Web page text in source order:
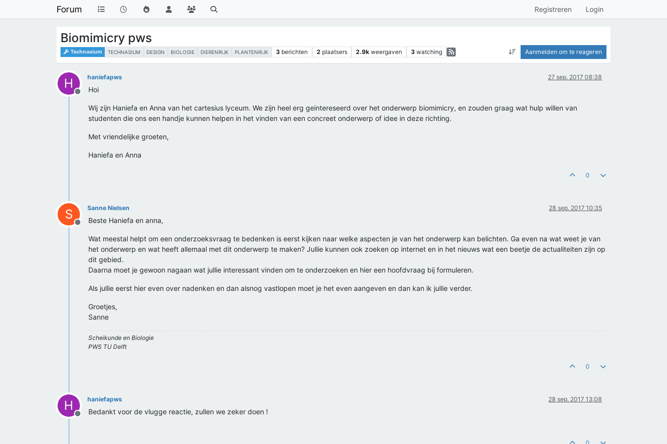
Forum Registreren Login
Biomimicry pws
Technasium TECHNASIUM DESIGN BIOLOGIE DIERENRIJK PLANTENRIJK 3 berichten 2 plaatsers 2.9k weergaven 3 watching Aanmelden om te reageren
H
Offline
haniefapws 27 sep. 2017 08:38
Hoi
Wij zijn Haniefa en Anna van het cartesius lyceum. We zijn heel erg geintereseerd over het onderwerp biomimicry, en zouden graag wat hulp willen van
studenten die ons een handje kunnen helpen in het vinden van een concreet onderwerp of idee in deze richting.
Met vriendelijke groeten,
Haniefa en Anna
0
S
Offline
Sanne Nielsen 28 sep. 2017 10:35
Beste Haniefa en anna,
Wat meestal helpt om een onderzoeksvraag te bedenken is eerst kijken naar welke aspecten je van het onderwerp kan belichten. Ga even na wat weet je van
het onderwerp en wat heeft allemaal met dit onderwerp te maken? Jullie kunnen ook zoeken op internet en in het nieuws wat een beetje de actualiteiten zijn op
dit gebied.
Daarna moet je gewoon nagaan wat jullie interessant vinden om te onderzoeken en hier een hoofdvraag bij formuleren.
Als jullie eerst hier even over nadenken en dan alsnog vastlopen moet je het even aangeven en dan kan ik jullie verder.
Groetjes,
Sanne
Scheikunde en Biologie
PWS TU Delft
0
H
Offline
haniefapws 28 sep. 2017 13:08
Bedankt voor de vlugge reactie, zullen we zeker doen !